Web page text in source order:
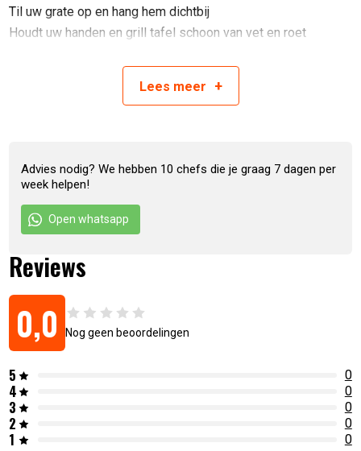
Til uw grate op en hang hem dichtbij
Houdt uw handen en grill tafel schoon van vet en roet
850994008106
Lees meer +
Advies nodig? We hebben 10 chefs die je graag 7 dagen per
week helpen!
Open whatsapp
Reviews
0,0 Nog geen beoordelingen
5 0
4 0
3 0
2 0
1 0